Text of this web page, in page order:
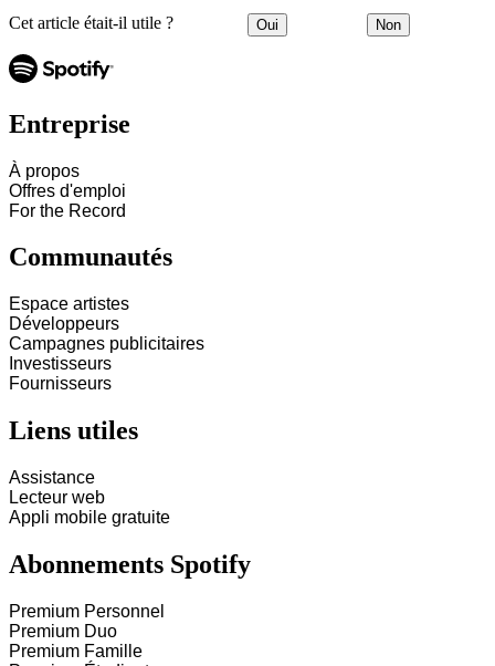
Cet article était-il utile ? Oui Non
Entreprise
À propos
Offres d'emploi
For the Record
Communautés
Espace artistes
Développeurs
Campagnes publicitaires
Investisseurs
Fournisseurs
Liens utiles
Assistance
Lecteur web
Appli mobile gratuite
Abonnements Spotify
Premium Personnel
Premium Duo
Premium Famille